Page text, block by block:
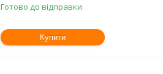
Готово до відправки
Купити